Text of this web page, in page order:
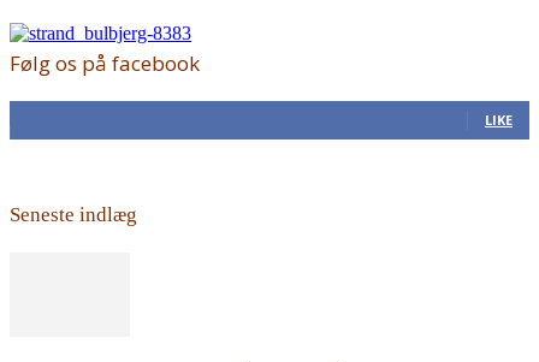
Følg os på facebook
LIKE
Seneste indlæg